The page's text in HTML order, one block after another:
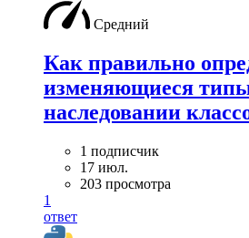
Средний
Как правильно
изменяющиеся
наследовании
1 подписчик
17 июл.
203 просмотра
1
ответ